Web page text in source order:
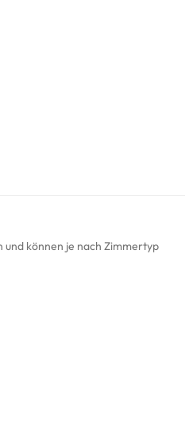
und können je nach Zimmertyp